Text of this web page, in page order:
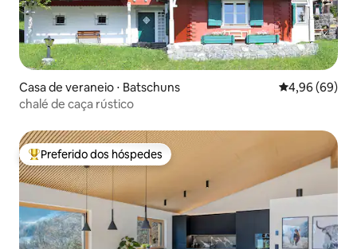
Casa de veraneio ⋅ Batschuns 4,96 de uma
4,96 (69)
chalé de caça rústico
Entre os melhores preferidos dos hóspedes
Preferido dos hóspedes